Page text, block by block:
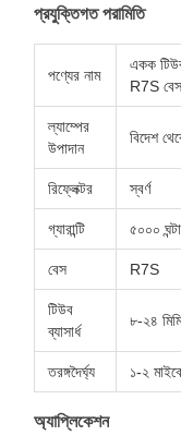
প্রযুক্তিগত পরামিতি
পণ্যের নাম
একক
R7S
ল্যাম্পের
উপাদান
বিদেশ
রিফ্লেক্টর স্বর্ণ
গ্যারান্টি ৫০০০ ঘন্টা
বেস R7S
টিউব
ব্যাসার্ধ
৮-২৪ মিমি
তরঙ্গদৈর্ঘ্য ১-২
অ্যাপ্লিকেশন